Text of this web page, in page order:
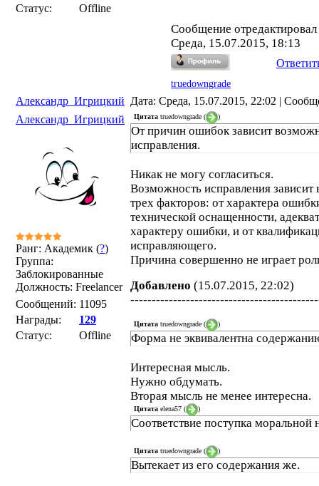
Статус: Offline
Сообщение отредактировал
Среда, 15.07.2015, 18:13
truedowngrade
Александр_Игрицкий Дата: Среда, 15.07.2015, 22:02 |
Александр_Игрицкий
Ранг: Академик (?)
Группа:
Заблокированные
Должность: Freelancer
Сообщений: 11095
Награды:
129
Статус:
Offline
Цитата truedowngrade ( )
От причин ошибок зависит
исправления.
Никак не могу согласиться.
Возможность исправления зависит
трех факторов: от характера
технической оснащенности,
характеру ошибки, и от
исправляющего.
Причина совершенно не играет
Добавлено (15.07.2015, 22:02)
Цитата truedowngrade ( )
Форма не эквивалентна
Интересная мысль.
Нужно обдумать.
Вторая мысль не менее интересна.
Цитата elena57 ( )
Соответствие поступка моральной
Цитата truedowngrade ( )
Вытекает из его содержания же.